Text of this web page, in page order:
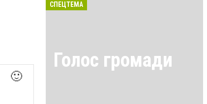
🙂
СПЕЦТЕМА
Голос громади